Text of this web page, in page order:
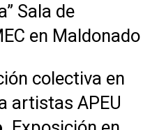
Sala de
en Maldonado
colectiva en
artistas APEU